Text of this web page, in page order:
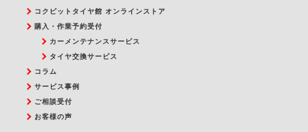
コクピットタイヤ館 オンラインストア
購入・作業予約受付
カーメンテナンスサービス
タイヤ交換サービス
コラム
サービス事例
ご相談受付
お客様の声